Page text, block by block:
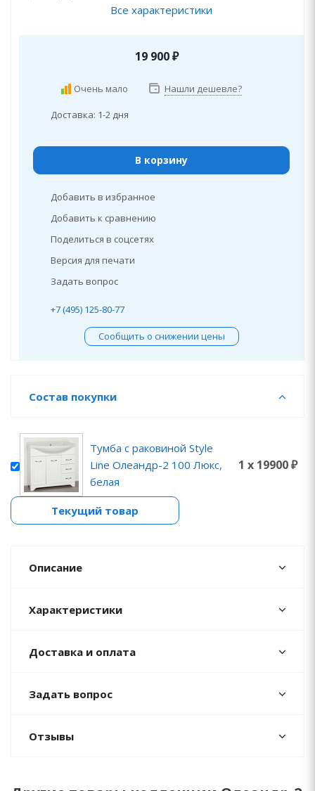
Все характеристики
19 900₽
Очень мало Нашли дешевле?
Доставка: 1-2 дня
В корзину
Добавить в избранное
Добавить к сравнению
Поделиться в соцсетях
Версия для печати
Задать вопрос
+7 (495) 125-80-77
Сообщить о снижении цены
Состав покупки
Тумба с раковиной Style
Line Олеандр-2 100 Люкс,
белая
1 x 19900 ₽
Текущий товар
Описание
Характеристики
Доставка и оплата
Задать вопрос
Отзывы